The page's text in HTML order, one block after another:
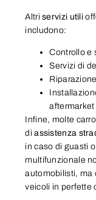
Altriservizi utili
includono:
Controllo e
Servizi di
aftermarket
Infine, molte
diassistenza
in caso di guasti
multifunzionale
automobilisti, ma
veicoli in perfette